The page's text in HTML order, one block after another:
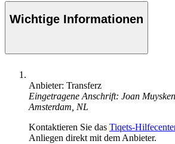
Wichtige Informationen
Anbieter: Transferz
Eingetragene Anschrift: Joan
Amsterdam, NL
Kontaktieren Sie das Tiqets-
Anliegen direkt mit dem Anbieter.